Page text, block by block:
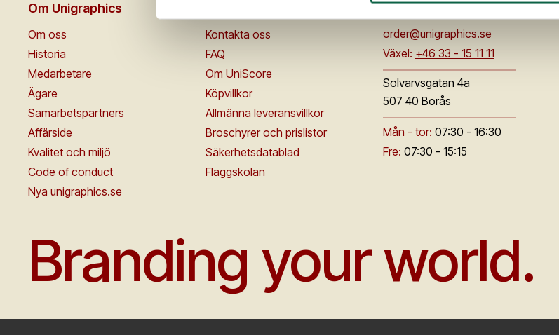
Om Unigraphics
Om oss
Historia
Medarbetare
Ägare
Samarbetspartners
Affärside
Kvalitet och miljö
Code of conduct
Nya unigraphics.se
Kontakta oss
FAQ
Om UniScore
Köpvillkor
Allmänna leveransvillkor
Broschyrer och prislistor
Säkerhetsdatablad
Flaggskolan
Kontakt & öppettider
order@unigraphics.se
Växel: +46 33 - 15 11 11
Solvarvsgatan 4a
507 40 Borås
Mån - tor: 07:30 - 16:30
Fre: 07:30 - 15:15
Branding your world.